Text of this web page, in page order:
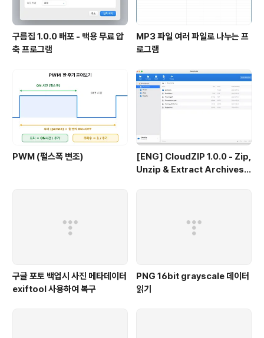
구름집 1.0.0 배포 - 맥용 무료 압
축 프로그램
MP3 파일 여러 파일로 나누는 프
로그램
PWM (펄스폭 변조)
[ENG] CloudZIP 1.0.0 - Zip,
Unzip & Extract Archives o
구글 포토 백업시 사진 메타데이터
exiftool 사용하여 복구
PNG 16bit grayscale 데이터
읽기